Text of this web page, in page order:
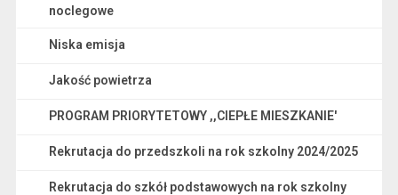
noclegowe
Niska emisja
Jakość powietrza
PROGRAM PRIORYTETOWY ,,CIEPŁE MIESZKANIE'
Rekrutacja do przedszkoli na rok szkolny 2024/2025
Rekrutacja do szkół podstawowych na rok szkolny